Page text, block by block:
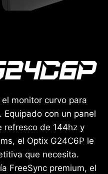
monitor curvo para
Equipado con un panel
refresco de 144hz y
el Optix G24C6P le
que necesita.
FreeSync premium, el